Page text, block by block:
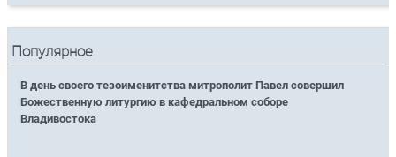
Популярное
В день своего тезоименитства митрополит Павел совершил
Божественную литургию в кафедральном соборе
Владивостока